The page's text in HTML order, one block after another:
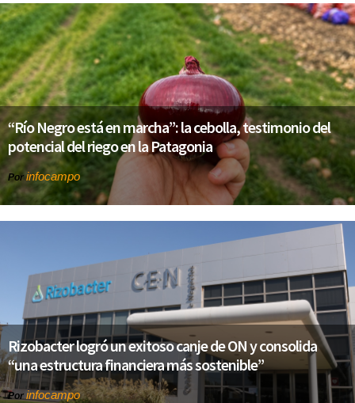
“Río Negro está en marcha”: la cebolla, testimonio del
potencial del riego en la Patagonia
Por infocampo
Rizobacter logró un exitoso canje de ON y consolida
“una estructura financiera más sostenible”
Por infocampo